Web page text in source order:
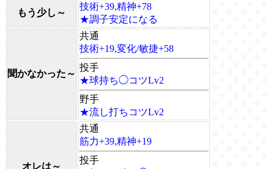
もう少し～
技術+39,精神+78
★調子安定になる
聞かなかった～
共通
技術+19,変化/敏捷+58
投手
★球持ち◯コツLv2
野手
★流し打ちコツLv2
オレは～
共通
筋力+39,精神+19
投手